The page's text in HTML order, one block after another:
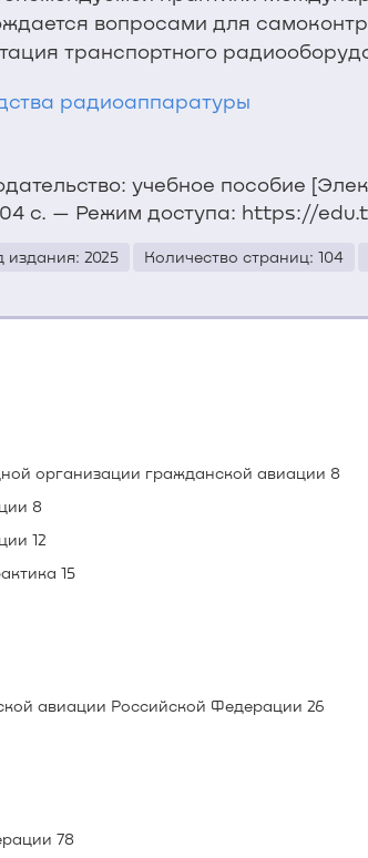
вопросами для
транспортного
радиоаппаратуры
учебное пособие
с. — Режим доступа: https://
издания: 2025 Количество страниц: 104
организации гражданской авиации 8
8
12
15
авиации Российской Федерации 26
78